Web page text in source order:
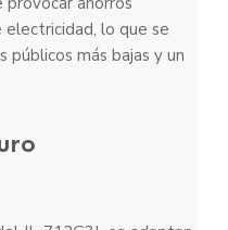
lo que se
públicos más bajas y un